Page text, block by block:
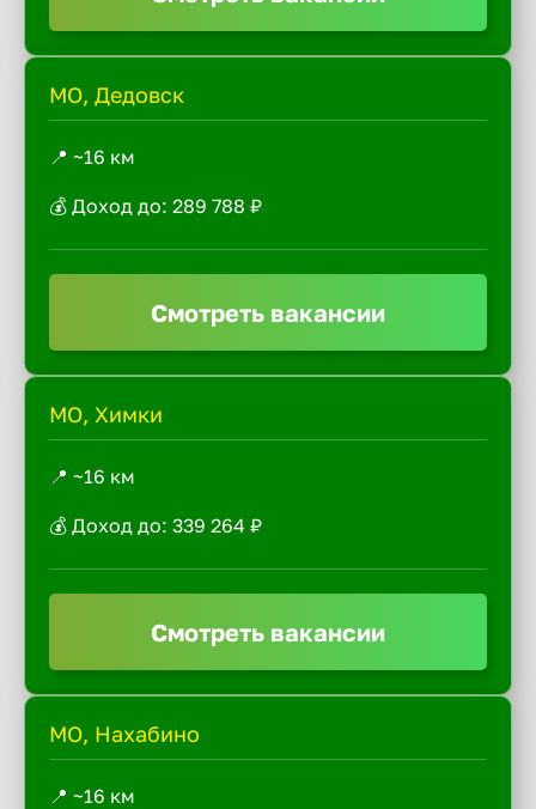
МО, Дедовск
📍 ~16 км
💰 Доход до: 289 788 ₽
Смотреть вакансии
МО, Химки
📍 ~16 км
💰 Доход до: 339 264 ₽
Смотреть вакансии
МО, Нахабино
📍 ~16 км